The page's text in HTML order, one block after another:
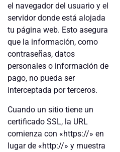
el navegador del usuario y el
servidor donde está alojada
tu página web. Esto asegura
que la información, como
contraseñas, datos
personales o información de
pago, no pueda ser
interceptada por terceros.
Cuando un sitio tiene un
certificado SSL, la URL
comienza con «https://» en
lugar de «http://» y muestra